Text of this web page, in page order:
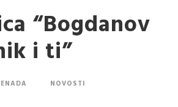
“Bogdanov
i ti”
NOVOSTI